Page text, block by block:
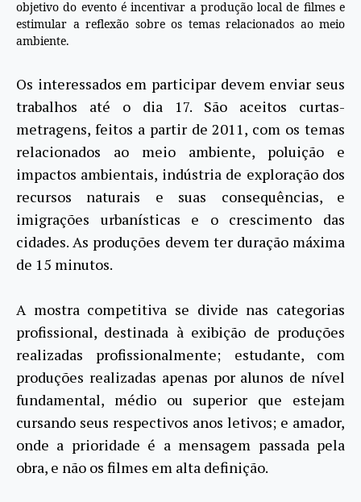
objetivo do evento é incentivar a produção local de filmes e
estimular a reflexão sobre os temas relacionados ao meio
ambiente.
Os interessados em participar devem enviar seus
trabalhos até o dia 17. São aceitos curtas-
metragens, feitos a partir de 2011, com os temas
relacionados ao meio ambiente, poluição e
impactos ambientais, indústria de exploração dos
recursos naturais e suas consequências, e
imigrações urbanísticas e o crescimento das
cidades. As produções devem ter duração máxima
de 15 minutos.
A mostra competitiva se divide nas categorias
profissional, destinada à exibição de produções
realizadas profissionalmente; estudante, com
produções realizadas apenas por alunos de nível
fundamental, médio ou superior que estejam
cursando seus respectivos anos letivos; e amador,
onde a prioridade é a mensagem passada pela
obra, e não os filmes em alta definição.